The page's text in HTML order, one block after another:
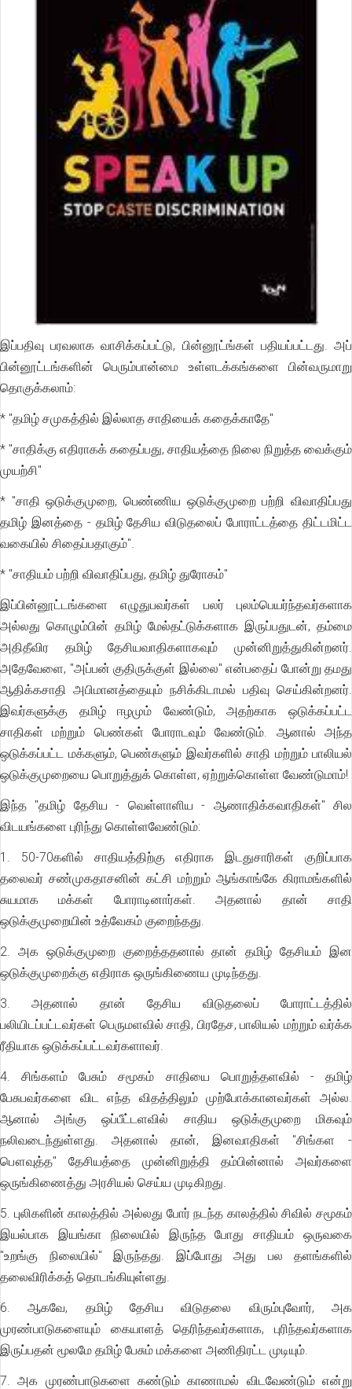
இப்பதிவு பரவலாக வாசிக்கப்பட்டு, பின்னூட்ங்கள் பதியப்பட்டது. அப்
பின்னூட்டங்களின் பெரும்பான்மை உள்ளடக்கங்களை பின்வருமாறு
தொகுக்கலாம்:
* "தமிழ் சமுகத்தில் இல்லாத சாதியைக் கதைக்காதே"
* "சாதிக்கு எதிராகக் கதைப்பது, சாதியத்தை நிலை நிறுத்த வைக்கும்
முயற்சி"
* "சாதி ஒடுக்குமுறை, பெண்ணிய ஒடுக்குமுறை பற்றி விவாதிப்பது
தமிழ் இனத்தை - தமிழ் தேசிய விடுதலைப் போராட்டத்தை திட்டமிட்ட
வகையில் சிதைப்பதாகும்".
* "சாதியம் பற்றி விவாதிப்பது, தமிழ் துரோகம்"
இப்பின்னூட்டங்களை எழுதுபவர்கள் பலர் புலம்பெயர்ந்தவர்களாக
அல்லது கொழும்பின் தமிழ் மேல்தட்டுக்களாக இருப்பதுடன், தம்மை
அதிதீவிர தமிழ் தேசியவாதிகளாகவும் முன்னிறுத்துகின்றனர்.
அதேவேளை, "அப்பன் குதிருக்குள் இல்லை" என்பதைப் போன்று தமது
ஆதிக்கசாதி அபிமானத்தையும் நசிக்கிடாமல் பதிவு செய்கின்றனர்.
இவர்களுக்கு தமிழ் ஈழமும் வேண்டும், அதற்காக ஒடுக்கப்பட்ட
சாதிகள் மற்றும் பெண்கள் போராடவும் வேண்டும். ஆனால் அந்த
ஒடுக்கப்பட்ட மக்களும், பெண்களும் இவர்களில் சாதி மற்றும் பாலியல்
ஒடுக்குமுறையை பொறுத்துக் கொள்ள, ஏற்றுக்கொள்ள வேண்டுமாம்!
இந்த "தமிழ் தேசிய - வெள்ளாளிய - ஆணாதிக்கவாதிகள்" சில
விடயங்களை புரிந்து கொள்ளவேண்டும்:
1. 50-70களில் சாதியத்திற்கு எதிராக இடதுசாரிகள் குறிப்பாக
தலைவர் சண்முகதாசனின் கட்சி மற்றும் ஆங்காங்கே கிராமங்களில்
சுயமாக மக்கள் போராடினார்கள். அதனால் தான் சாதி
ஒடுக்குமுறையின் உத்வேகம் குறைந்தது.
2. அக ஒடுக்குமுறை குறைத்ததனால் தான் தமிழ் தேசியம் இன
ஒடுக்குமுறைக்கு எதிராக ஒருங்கிணைய முடிந்தது.
3. அதனால் தான் தேசிய விடுதலைப் போராட்டத்தில்
பலியிடப்பட்டவர்கள் பெருமளவில் சாதி, பிரதேச, பாலியல் மற்றும் வர்க்க
ரீதியாக ஒடுக்கப்பட்டவர்களாவர்.
4. சிங்களம் பேசும் சமூகம் சாதியை பொறுத்தளவில் - தமிழ்
பேசுபவர்களை விட எந்த விதத்திலும் முற்போக்கானவர்கள் அல்ல.
ஆனால் அங்கு ஒப்பீட்டளவில் சாதிய ஒடுக்குமுறை மிகவும்
நலிவடைந்துள்ளது. அதனால் தான், இனவாதிகள் "சிங்கள -
பௌவுத்த" தேசியத்தை முன்னிறுத்தி தம்பின்னால் அவர்களை
ஒருங்கிணைத்து அரசியல் செய்ய முடிகிறது.
5. புலிகளின் காலத்தில் அல்லது போர் நடந்த காலத்தில் சிவில் சமூகம்
இயல்பாக இயங்கா நிலையில் இருந்த போது சாதியம் ஒருவகை
"உறங்கு நிலையில்" இருந்தது. இப்போது அது பல தளங்களில்
தலைவிரிக்கத் தொடங்கியுள்ளது.
6. ஆகவே, தமிழ் தேசிய விடுதலை விரும்புவோர், அக
முரண்பாடுகளையும் கையாளத் தெரிந்தவர்களாக, புரிந்தவர்களாக
இருப்பதன் மூலமே தமிழ் பேசும் மக்களை அணிதிரட்ட முடியும்.
7. அக முரண்பாடுகளை கண்டும் காணாமல் விடவேண்டும் என்று